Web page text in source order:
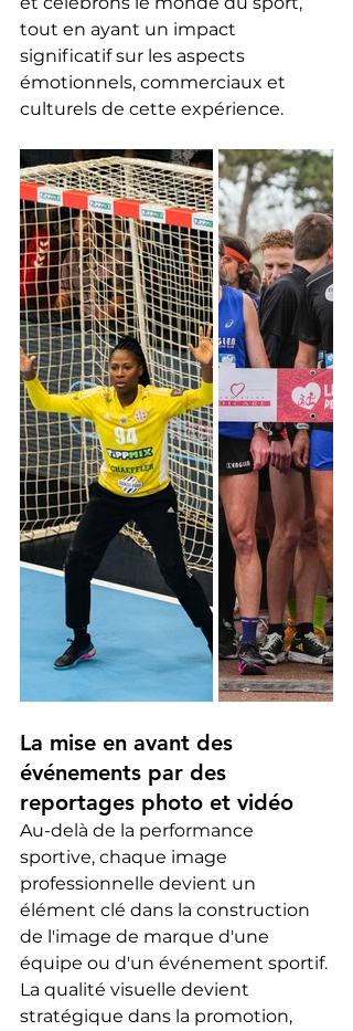
tout en ayant un impact
significatif sur les aspects
émotionnels, commerciaux et
culturels de cette expérience.
La mise en avant des
événements par des
reportages photo et vidéo
Au-delà de la performance
sportive, chaque image
professionnelle devient un
élément clé dans la construction
de l'image de marque d'une
équipe ou d'un événement sportif.
La qualité visuelle devient
stratégique dans la promotion,